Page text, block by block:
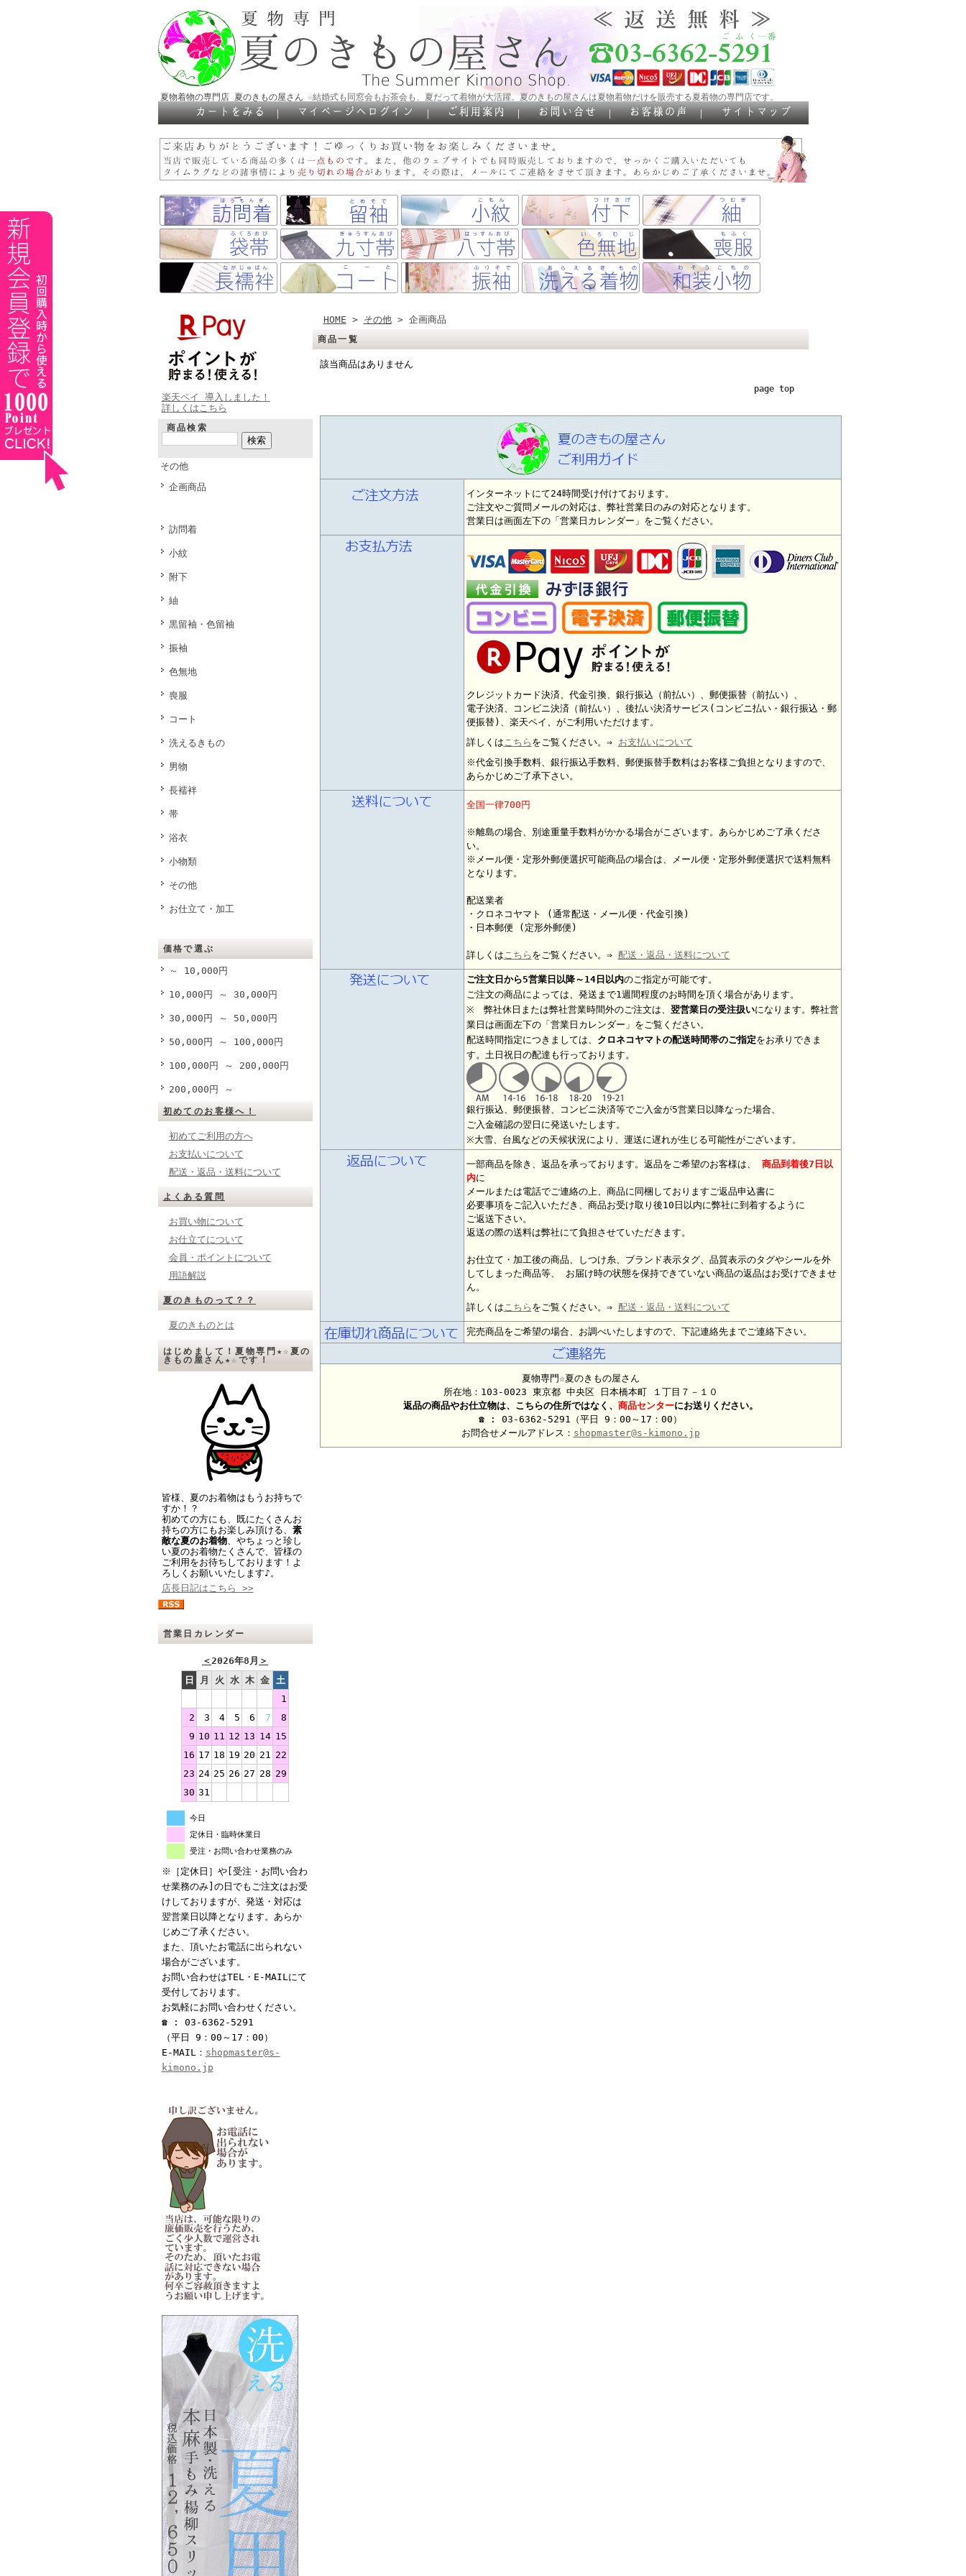
夏物着物の専門店 夏のきもの屋さん ☆結婚式も同窓会もお茶会も、夏だって着物が大活躍。夏のきもの屋さんは夏物着物だけを販売する夏着物の専門店です。
｜ ｜ ｜ ｜ ｜
楽天ペイ 導入しました！
詳しくはこちら
商品検索
その他
企画商品
訪問着
小紋
附下
紬
黒留袖・色留袖
振袖
色無地
喪服
コート
洗えるきもの
男物
長襦袢
帯
浴衣
小物類
その他
お仕立て・加工
価格で選ぶ
～ 10,000円
10,000円 ～ 30,000円
30,000円 ～ 50,000円
50,000円 ～ 100,000円
100,000円 ～ 200,000円
200,000円 ～
初めてのお客様へ！
初めてご利用の方へ
お支払いについて
配送・返品・送料について
よくある質問
お買い物について
お仕立てについて
会員・ポイントについて
用語解説
夏のきものって？？
夏のきものとは
はじめまして！夏物専門★☆夏の
きもの屋さん★☆です！
皆様、夏のお着物はもうお持ちで
すか！？
初めての方にも、既にたくさんお
持ちの方にもお楽しみ頂ける、 素
敵な夏のお着物、やちょっと珍し
い夏のお着物たくさんで、皆様の
ご利用をお待ちしております！よ
ろしくお願いいたします♪。
店長日記はこちら >>
営業日カレンダー
＜2026年8月 ＞
日
月 火 水 木 金 土
1
2
3 4 5 6 7
8
9 10 11 12 13 14 15
16 17 18 19 20 21 22
23 24 25 26 27 28 29
30 31
今日
定休日・臨時休業日
受注・お問い合わせ業務のみ
※［定休日］や[受注・お問い合わ
せ業務のみ]の日でもご注文はお受
けしておりますが、発送・対応は
翌営業日以降となります。あらか
じめご了承ください。
また、頂いたお電話に出られない
場合がございます。
お問い合わせはTEL・E-MAILにて
受付しております。
お気軽にお問い合わせください。
☎ : 03-6362-5291
（平日 9：00～17：00）
E-MAIL： shopmaster@s-
kimono.jp
HOME > その他> 企画商品
商品一覧
該当商品はありません
page top
インターネットにて24時間受け付けております。
ご注文やご質問メールの対応は、弊社営業日のみの対応となります。
営業日は画面左下の「営業日カレンダー」をご覧ください。
クレジットカード決済、代金引換、銀行振込（前払い）、郵便振替（前払い）、
電子決済、コンビニ決済（前払い）、後払い決済サービス(コンビニ払い・銀行振込・郵
便振替)、楽天ペイ、がご利用いただけます。
詳しくはこちら をご覧ください。⇒ お支払いについて
※代金引換手数料、銀行振込手数料、郵便振替手数料はお客様ご負担となりますので、
あらかじめご了承下さい。
全国一律700円
※離島の場合、別途重量手数料がかかる場合がこざいます。あらかじめご了承くださ
い。
※メール便・定形外郵便選択可能商品の場合は、メール便・定形外郵便選択で送料無料
となります。
配送業者
・クロネコヤマト (通常配送・メール便・代金引換)
・日本郵便 (定形外郵便)
詳しくはこちら をご覧ください。⇒ 配送・返品・送料について
ご注文日から5営業日以降～14日以内のご指定が可能です。
ご注文の商品によっては、発送まで1週間程度のお時間を頂く場合があります。
※ 弊社休日または弊社営業時間外のご注文は、 翌営業日の受注扱いになります。弊社営
業日は画面左下の「営業日カレンダー」をご覧ください。
配送時間指定につきましては、 クロネコヤマトの配送時間帯のご指定をお承りできま
す。土日祝日の配達も行っております。
銀行振込、郵便振替、コンビニ決済等でご入金が5営業日以降なった場合、
ご入金確認の翌日に発送いたします。
※大雪、台風などの天候状況により、運送に遅れが生じる可能性がございます。
一部商品を除き、返品を承っております。返品をご希望のお客様は、 商品到着後7日以
内に
メールまたは電話でご連絡の上、商品に同梱しておりますご返品申込書に
必要事項をご記入いただき、商品お受け取り後10日以内に弊社に到着するように
ご返送下さい。
返送の際の送料は弊社にて負担させていただきます。
お仕立て・加工後の商品、しつけ糸、ブランド表示タグ、品質表示のタグやシールを外
してしまった商品等、 お届け時の状態を保持できていない商品の返品はお受けできませ
ん。
詳しくはこちら をご覧ください。⇒ 配送・返品・送料について
完売商品をご希望の場合、お調べいたしますので、下記連絡先までご連絡下さい。
夏物専門☆夏のきもの屋さん
所在地：103-0023 東京都 中央区 日本橋本町 １丁目７－１０
返品の商品やお仕立物は、こちらの住所ではなく、 商品センターにお送りください。
☎ : 03-6362-5291（平日 9：00～17：00）
お問合せメールアドレス： shopmaster@s-kimono.jp